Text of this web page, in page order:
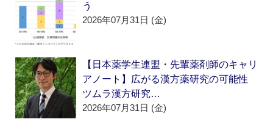
う
2026年07月31日 (金)
【日本薬学生連盟・先輩薬剤師のキャリ
アノート】広がる漢方薬研究の可能性
ツムラ漢方研究…
2026年07月31日 (金)